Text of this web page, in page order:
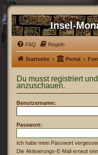
Insel-
FAQ Regeln
Startseite Portal
Du musst registriert
anzuschauen.
Benutzername:
Passwort:
Ich habe mein Passwort
Die Aktivierungs-E-Mail erneut